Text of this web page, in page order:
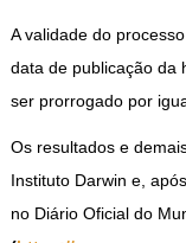
A validade do
data de publicação da
ser prorrogado por
Os resultados e
Instituto Darwin e,
no Diário Oficial do